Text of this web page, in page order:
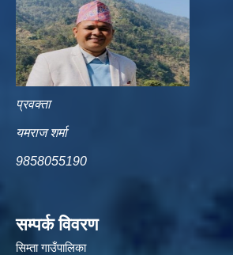
प्रवक्ता
यमराज शर्मा
9858055190
सम्पर्क विवरण
सिम्ता गाउँपालिका